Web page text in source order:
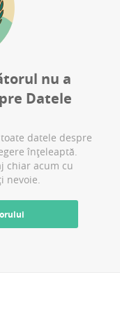
nu a
Datele
datele despre
înțeleaptă.
chiar acum cu
nevoie.